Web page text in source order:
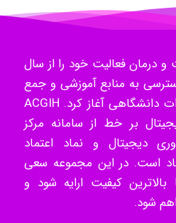
ilhan200
Radman Amini
فعالیت خود را از سال
دسترسی به منابع آموزشی و جمع
آوری کلیه مقالات و جزوات دانشگاهی آغاز کرد. ACGIH
بر خط از سامانه مرکز
دیجیتال و نماد اعتماد
است. در این مجموعه سعی
کیفیت ارایه شود و
شود.